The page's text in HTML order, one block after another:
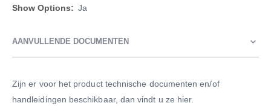
informatie
Ja
AANVULLENDE DOCUMENTEN
Zijn er voor het product technische documenten en/of
handleidingen beschikbaar, dan vindt u ze hier.